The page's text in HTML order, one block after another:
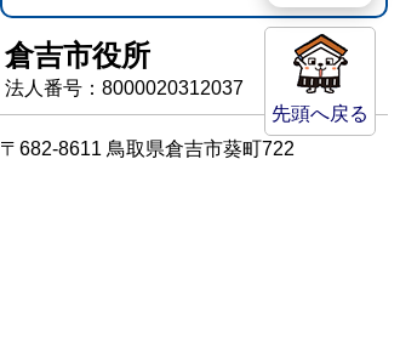
先頭へ戻る
倉吉市役所
法人番号：8000020312037
〒682-8611 鳥取県倉吉市葵町722